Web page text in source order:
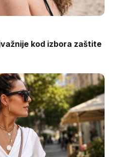
kod izbora zaštite